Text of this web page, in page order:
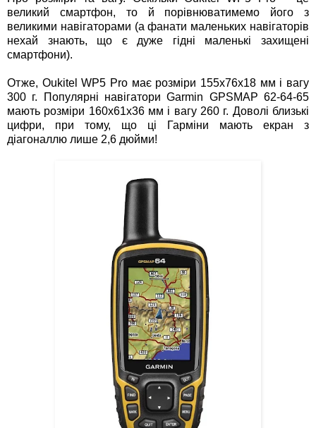
великий смартфон, то й порівнюватимемо його з
великими навігаторами (а фанати маленьких навігаторів
нехай знають, що є дуже гідні маленькі захищені
смартфони).
Отже, Oukitel WP5 Pro має розміри 155x76x18 мм і вагу
300 г. Популярні навігатори Garmin GPSMAP 62-64-65
мають розміри 160х61х36 мм і вагу 260 г. Доволі близькі
цифри, при тому, що ці Гарміни мають екран з
діагоналлю лише 2,6 дюйми!